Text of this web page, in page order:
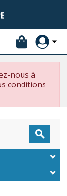
nous à
conditions
